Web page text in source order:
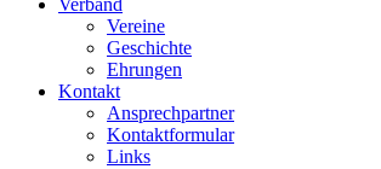
Verband
Vereine
Geschichte
Ehrungen
Kontakt
Ansprechpartner
Kontaktformular
Links